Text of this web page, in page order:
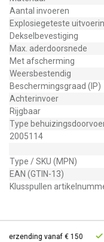
Aantal invoeren
Explosiegeteste
Dekselbevestiging
Max. aderdoorsnede
Met afscherming
Weersbestendig
Beschermingsgraad (IP)
Achterinvoer
Rijgbaar
Type
2005114
Type / SKU (MPN)
EAN (GTIN-13)
Klusspullen
vanaf € 150